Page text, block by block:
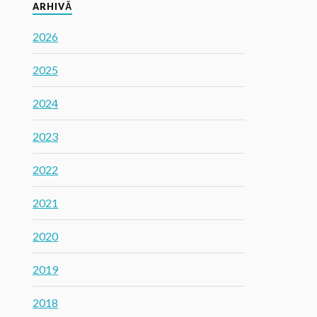
ARHIVĂ
2026
2025
2024
2023
2022
2021
2020
2019
2018